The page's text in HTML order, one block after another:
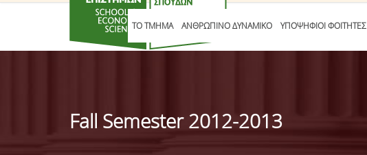
ΤΟ ΤΜΗΜΑ ΑΝΘΡΩΠΙΝΟ ΔΥΝΑΜΙΚΟ ΥΠΟΨΗΦΙΟΙ ΦΟΙΤΗΤΕΣ
Fall Semester 2012-2013